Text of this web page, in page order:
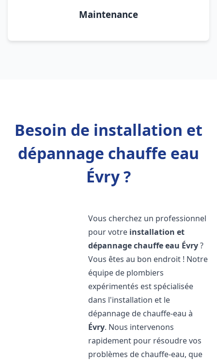
Maintenance
Besoin de installation et
dépannage chauffe eau
Évry ?
Vous cherchez un professionnel
pour votre installation et
dépannage chauffe eau Évry?
Vous êtes au bon endroit ! Notre
équipe de plombiers
expérimentés est spécialisée
dans l'installation et le
dépannage de chauffe-eau à
Évry. Nous intervenons
rapidement pour résoudre vos
problèmes de chauffe-eau, que